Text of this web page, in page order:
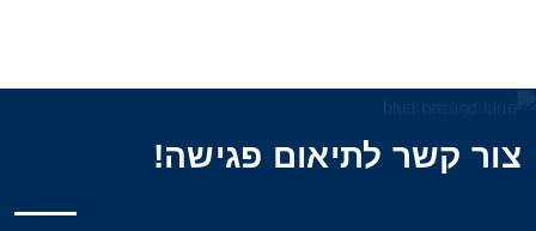
צור קשר לתיאום פגישה!